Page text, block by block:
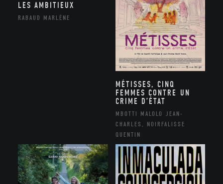
LES AMBITIEUX
RABAUD MARLÈNE
MÉTISSES, CINQ
FEMMES CONTRE UN
CRIME D’ÉTAT
MBOTTI MALOLO JEAN-
CHARLES, NOIRFALISSE
QUENTIN